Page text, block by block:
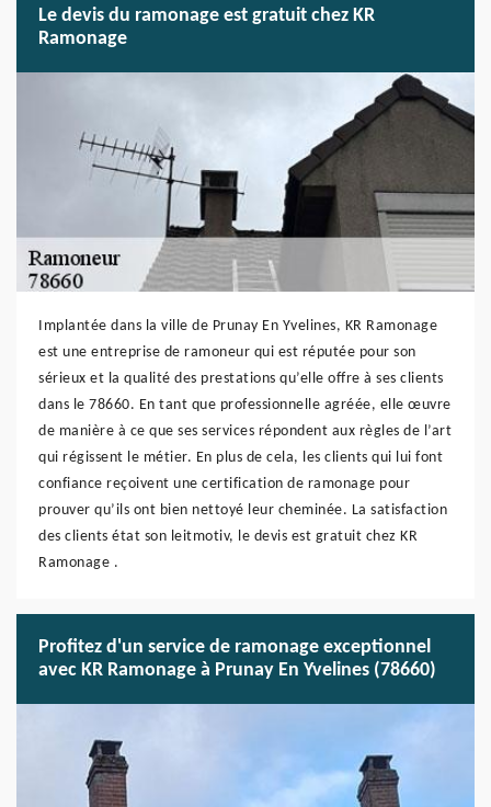
Le devis du ramonage est gratuit chez KR
Ramonage
Implantée dans la ville de Prunay En Yvelines, KR Ramonage
est une entreprise de ramoneur qui est réputée pour son
sérieux et la qualité des prestations qu’elle offre à ses clients
dans le 78660. En tant que professionnelle agréée, elle œuvre
de manière à ce que ses services répondent aux règles de l’art
qui régissent le métier. En plus de cela, les clients qui lui font
confiance reçoivent une certification de ramonage pour
prouver qu’ils ont bien nettoyé leur cheminée. La satisfaction
des clients état son leitmotiv, le devis est gratuit chez KR
Ramonage .
Profitez d'un service de ramonage exceptionnel
avec KR Ramonage à Prunay En Yvelines (78660)